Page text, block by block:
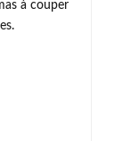
à couper